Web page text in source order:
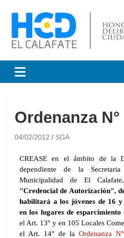
Honorable
Deliberante de
Ordenanza N°
04/02/2012 SGA
CREASE en el ámbito de la
dependiente de la
Municipalidad de El
"Credencial de Autorización",
habilitará a los jóvenes de 16
en los lugares de esparcimiento
el Art. 13° y en 105 Locales
el Art. 14° de la Ordenanza